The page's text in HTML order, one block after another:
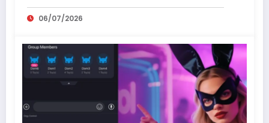
06/07/2026